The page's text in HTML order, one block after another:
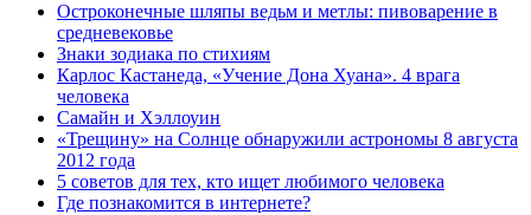
Остроконечные шляпы ведьм и метлы: пивоварение в
средневековье
Знаки зодиака по стихиям
Карлос Кастанеда, «Учение Дона Хуана». 4 врага
человека
Самайн и Хэллоуин
«Трещину» на Солнце обнаружили астрономы 8 августа
2012 года
5 советов для тех, кто ищет любимого человека
Где познакомится в интернете?